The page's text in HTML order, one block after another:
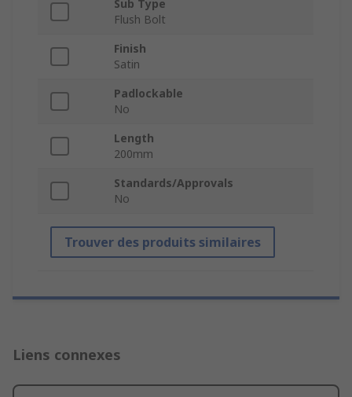
Sub Type
Flush Bolt
Finish
Satin
Padlockable
No
Length
200mm
Standards/Approvals
No
Trouver des produits similaires
Liens connexes